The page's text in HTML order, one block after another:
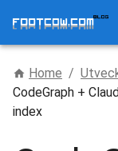
Home /
CodeGraph +
index